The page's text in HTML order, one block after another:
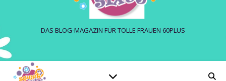
DAS BLOG-MAGAZIN FÜR TOLLE FRAUEN 60PLUS